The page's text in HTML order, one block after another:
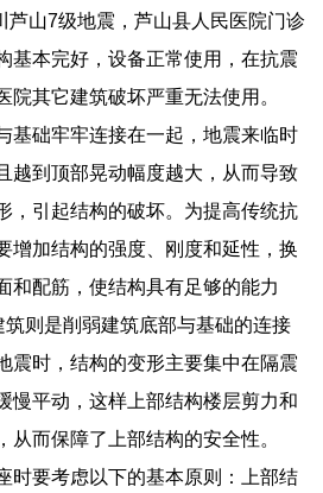
芦山7级地震，芦山县人民医院门诊
基本完好，设备正常使用，在抗震
院其它建筑破坏严重无法使用。
基础牢牢连接在一起，地震来临时
越到顶部晃动幅度越大，从而导致
，引起结构的破坏。为提高传统抗
增加结构的强度、刚度和延性，换
和配筋，使结构具有足够的能力
筑则是削弱建筑底部与基础的连接
震时，结构的变形主要集中在隔震
慢平动，这样上部结构楼层剪力和
从而保障了上部结构的安全性。
时要考虑以下的基本原则：上部结